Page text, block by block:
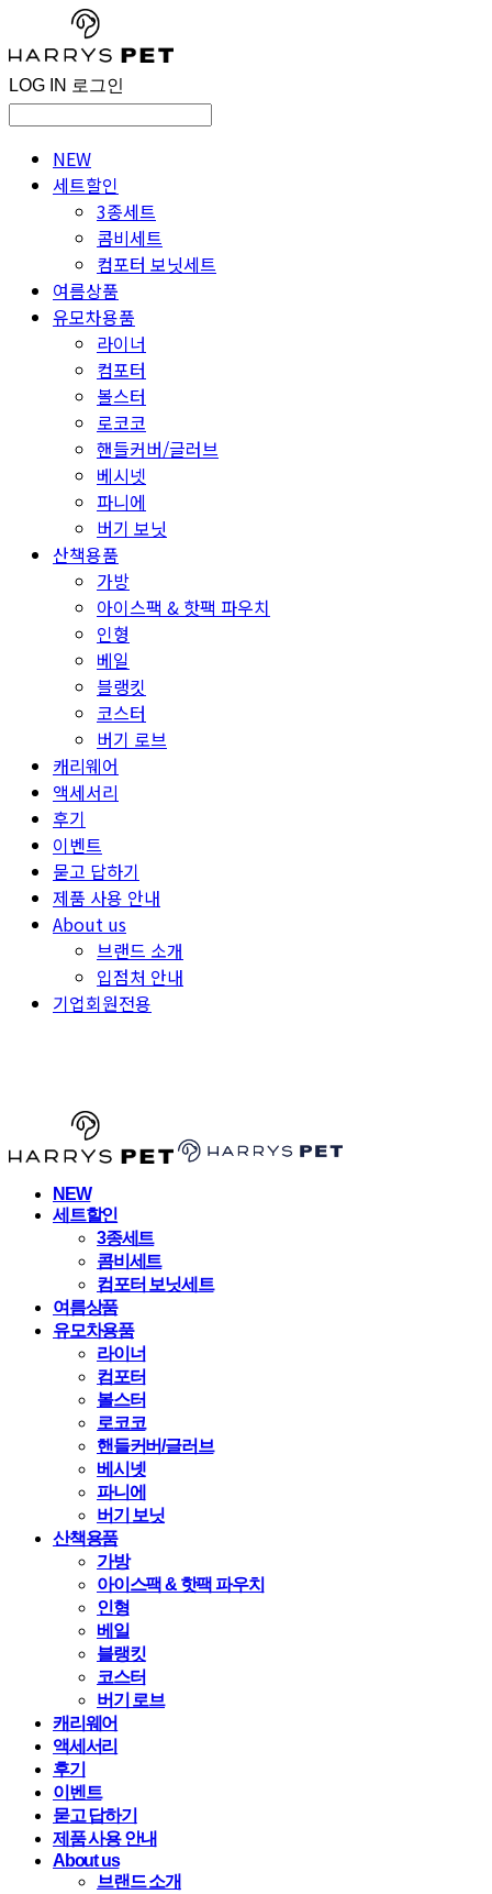
LOG IN 로그인
NEW
세트할인
3종세트
콤비세트
컴포터 보닛세트
여름상품
유모차용품
라이너
컴포터
볼스터
로코코
핸들커버/글러브
베시넷
파니에
버기 보닛
산책용품
가방
아이스팩 & 핫팩 파우치
인형
베일
블랭킷
코스터
버기 로브
캐리웨어
액세서리
후기
이벤트
묻고 답하기
제품 사용 안내
About us
브랜드 소개
입점처 안내
기업회원전용
NEW
세트할인
3종세트
콤비세트
컴포터 보닛세트
여름상품
유모차용품
라이너
컴포터
볼스터
로코코
핸들커버/글러브
베시넷
파니에
버기 보닛
산책용품
가방
아이스팩 & 핫팩 파우치
인형
베일
블랭킷
코스터
버기 로브
캐리웨어
액세서리
후기
이벤트
묻고 답하기
제품 사용 안내
About us
브랜드 소개